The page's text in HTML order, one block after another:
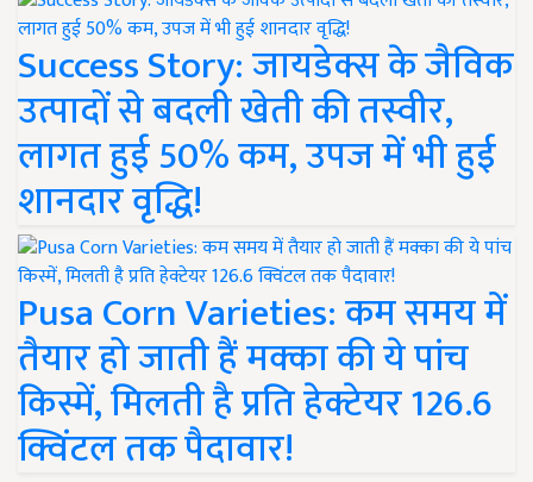
Success Story: जायडेक्स के जैविक
उत्पादों से बदली खेती की तस्वीर,
लागत हुई 50% कम, उपज में भी हुई
शानदार वृद्धि!
Pusa Corn Varieties: कम समय में
तैयार हो जाती हैं मक्का की ये पांच
किस्में, मिलती है प्रति हेक्टेयर 126.6
क्विंटल तक पैदावार!